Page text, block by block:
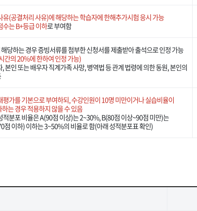
유(공결처리 사유)에 해당하는 학습자에 한해추가시험 응시 가능
수는 B+등급 이하로 부여함
당하는 경우 증빙서류를 첨부한 신청서를 제출받아 출석으로 인정 가능
간의 20%에 한하여 인정 가능)
, 본인 또는 배우자 직계가족 사망, 병역법 등 관계 법령에 의한 동원, 본인의
평가를 기본으로 부여하되, 수강인원이 10명 미만이거나 실습비율이
는 경우 적용하지 않을 수 있음
적분포 비율은 A(90점 이상)는 2~30%, B(80점 이상~90점 미만)는
점 이하) 이하는 3~50%의 비율로 함(아래 성적분포표 확인)